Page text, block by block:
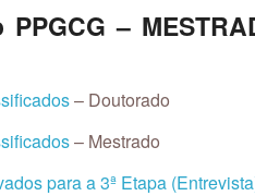
–
– Doutorado
– Mestrado
para a 3ª Etapa